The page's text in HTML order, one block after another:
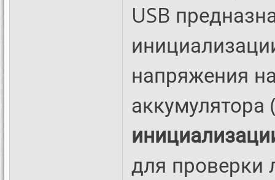
USB
напряжения
аккумулятора
для проверки